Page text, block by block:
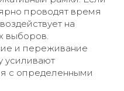
проводят время
на
выборов.
и переживание
усиливают
с определенными